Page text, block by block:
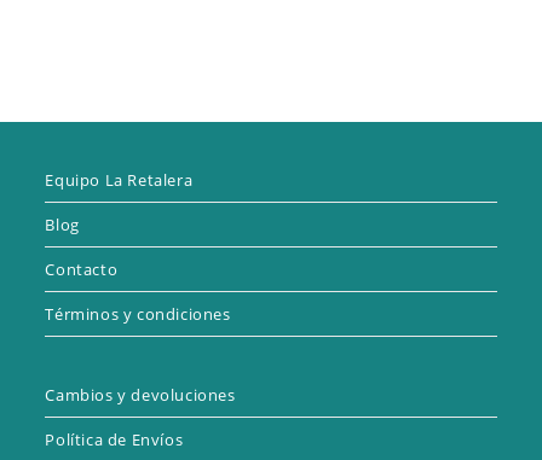
Equipo La Retalera
Blog
Contacto
Términos y condiciones
Cambios y devoluciones
Política de Envíos